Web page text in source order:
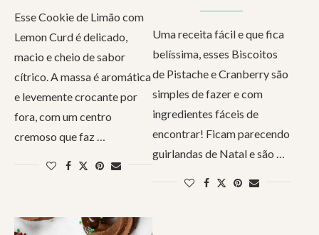
Esse Cookie de Limão com
Lemon Curd é delicado,
macio e cheio de sabor
cítrico. A massa é aromática
e levemente crocante por
fora, com um centro
cremoso que faz …
Uma receita fácil e que fica
belíssima, esses Biscoitos
de Pistache e Cranberry são
simples de fazer e com
ingredientes fáceis de
encontrar! Ficam parecendo
guirlandas de Natal e são …